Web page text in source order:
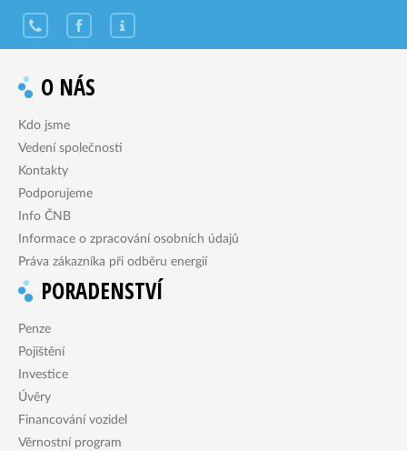
O NÁS
Kdo jsme
Vedení společnosti
Kontakty
Podporujeme
Info ČNB
Informace o zpracování osobních údajů
Práva zákazníka při odběru energií
PORADENSTVÍ
Penze
Pojištění
Investice
Úvěry
Financování vozidel
Věrnostní program